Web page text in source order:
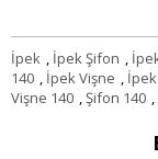
İpek , İpek Şifon ,
140 , İpek Vişne ,
Vişne 140 ,Şifon 140 ,